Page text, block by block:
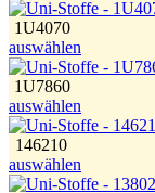
1U4070
auswählen
1U7860
auswählen
146210
auswählen